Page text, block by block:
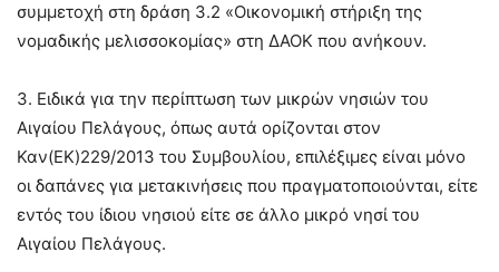
συµµετοχή στη δράση 3.2 «Οικονοµική στήριξη της
νοµαδικής µελισσοκοµίας» στη ∆ΑΟΚ που ανήκουν.
3. Ειδικά για την περίπτωση των µικρών νησιών του
Αιγαίου Πελάγους, όπως αυτά ορίζονται στον
Καν(ΕΚ)229/2013 του Συµβουλίου, επιλέξιµες είναι µόνο
οι δαπάνες για µετακινήσεις που πραγµατοποιούνται, είτε
εντός του ίδιου νησιού είτε σε άλλο µικρό νησί του
Αιγαίου Πελάγους.